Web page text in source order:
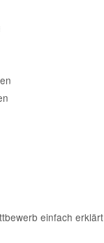
einfach erklärt